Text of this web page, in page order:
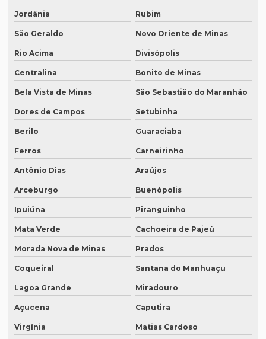
Preço tradução russo
Preço tradução russo português
Preço tradução simultânea
Preço tradução técnica
Preço tradutor juramentado
Quais documentos precisam de tradução juramentada
Qual a diferença entre tradução simples para tradução
juramentada?
Qual é a melhor empresa de tradução em SP?
Qual é o preço da tradução simultânea?
Qual o valor de tradução por página?
Qual é o valor de um artigo científico
Jordânia Rubim
São Geraldo Novo Oriente de Minas
Rio Acima Divisópolis
Centralina Bonito de Minas
Bela Vista de Minas São Sebastião do Maranhão
Dores de Campos Setubinha
Berilo Guaraciaba
Ferros Carneirinho
Antônio Dias Araújos
Arceburgo Buenópolis
Ipuiúna Piranguinho
Mata Verde Cachoeira de Pajeú
Morada Nova de Minas Prados
Coqueiral Santana do Manhuaçu
Lagoa Grande Miradouro
Açucena Caputira
Virgínia Matias Cardoso